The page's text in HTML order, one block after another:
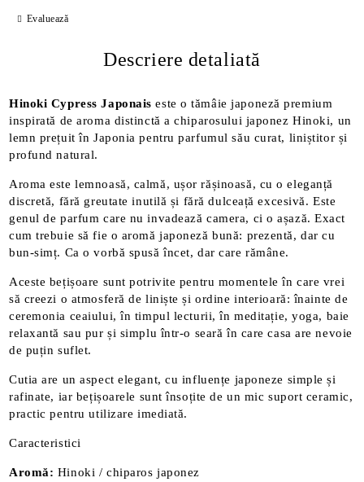
Evaluează
Descriere detaliată
Hinoki Cypress Japonais este o tămâie japoneză premium
inspirată de aroma distinctă a chiparosului japonez Hinoki, un
lemn prețuit în Japonia pentru parfumul său curat, liniștitor și
profund natural.
Aroma este lemnoasă, calmă, ușor rășinoasă, cu o eleganță
discretă, fără greutate inutilă și fără dulceață excesivă. Este
genul de parfum care nu invadează camera, ci o așază. Exact
cum trebuie să fie o aromă japoneză bună: prezentă, dar cu
bun-simț. Ca o vorbă spusă încet, dar care rămâne.
Aceste bețișoare sunt potrivite pentru momentele în care vrei
să creezi o atmosferă de liniște și ordine interioară: înainte de
ceremonia ceaiului, în timpul lecturii, în meditație, yoga, baie
relaxantă sau pur și simplu într-o seară în care casa are nevoie
de puțin suflet.
Cutia are un aspect elegant, cu influențe japoneze simple și
rafinate, iar bețișoarele sunt însoțite de un mic suport ceramic,
practic pentru utilizare imediată.
Caracteristici
Aromă: Hinoki / chiparos japonez